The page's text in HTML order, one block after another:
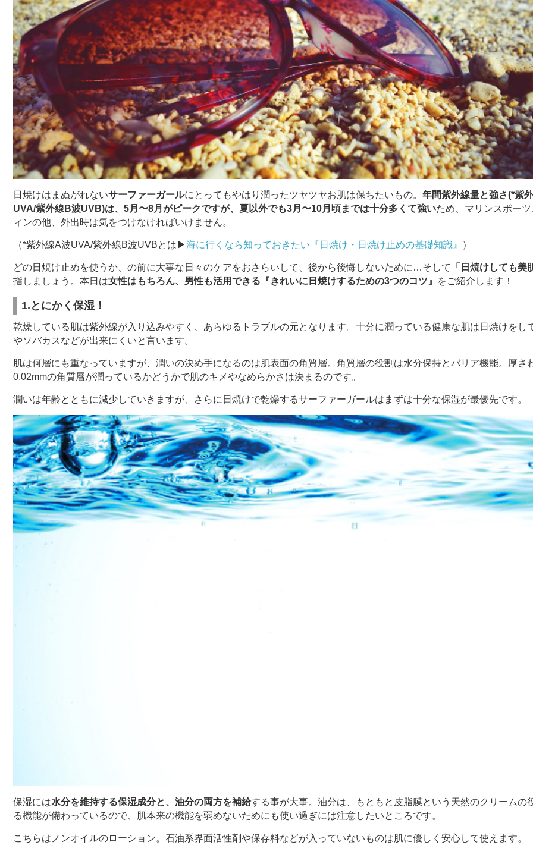
日焼けはまぬがれないサーファーガールにとってもやはり潤ったツヤツヤお肌は保ちたいもの。 年間紫外線量と強さ(*紫
UVA/紫外線B波UVB)は、5月〜8月がピークですが、夏以外でも3月〜10月頃までは十分多くて強いため、マリンスポー
ィンの他、外出時は気をつけなければいけません。
（*紫外線A波UVA/紫外線B波UVBとは▶︎海に行くなら知っておきたい『日焼け・日焼け止めの基礎知識』 ）
どの日焼け止めを使うか、の前に大事な日々のケアをおさらいして、後から後悔しないために…そして 「日焼けしても美
指しましょう。本日は女性はもちろん、男性も活用できる『きれいに日焼けするための3つのコツ』 をご紹介します！
1.とにかく保湿！
乾燥している肌は紫外線が入り込みやすく、あらゆるトラブルの元となります。十分に潤っている健康な肌は日焼けをし
やソバカスなどが出来にくいと言います。
肌は何層にも重なっていますが、潤いの決め手になるのは肌表面の角質層。角質層の役割は水分保持とバリア機能。厚さ
0.02mmの角質層が潤っているかどうかで肌のキメやなめらかさは決まるのです。
潤いは年齢とともに減少していきますが、さらに日焼けで乾燥するサーファーガールはまずは十分な保湿が最優先です。
保湿には水分を維持する保湿成分と、油分の両方を補給する事が大事。油分は、もともと皮脂膜という天然のクリームの
る機能が備わっているので、肌本来の機能を弱めないためにも使い過ぎには注意したいところです。
こちらはノンオイルのローション。石油系界面活性剤や保存料などが入っていないものは肌に優しく安心して使えます。